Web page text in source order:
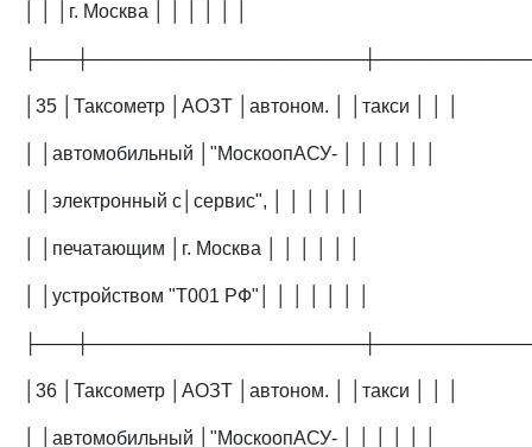
│ │ │г. Москва │ │ │ │ │ │
│35 │Таксометр │АОЗТ │автоном. │ │такси │ │ │
│ │автомобильный │"МоскоопАСУ- │ │ │ │ │ │
│ │электронный с│сервис", │ │ │ │ │ │
│ │печатающим │г. Москва │ │ │ │ │ │
│ │устройством "Т001 РФ"│ │ │ │ │ │ │
│36 │Таксометр │АОЗТ │автоном. │ │такси │ │ │
│ │автомобильный │"МоскоопАСУ- │ │ │ │ │ │